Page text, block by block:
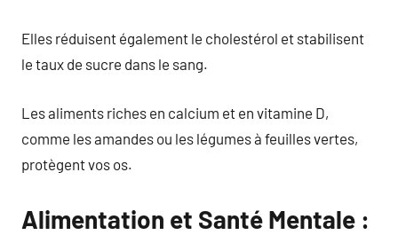
Elles réduisent également le cholestérol et stabilisent
le taux de sucre dans le sang.
Les aliments riches en calcium et en vitamine D,
comme les amandes ou les légumes à feuilles vertes,
protègent vos os.
Alimentation et Santé Mentale :